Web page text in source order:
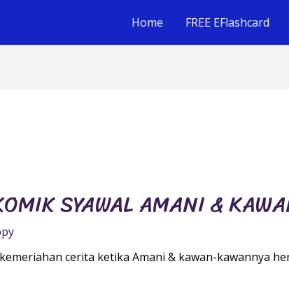
Home FREE EFlashcard
SYAWAL AMANI &
cerita ketika Amani & kawan-kawannya